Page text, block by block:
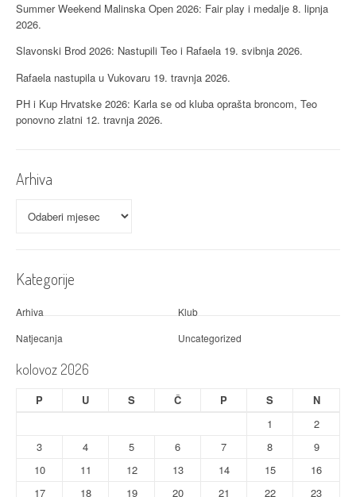
Summer Weekend Malinska Open 2026: Fair play i medalje 8. lipnja
2026.
Slavonski Brod 2026: Nastupili Teo i Rafaela 19. svibnja 2026.
Rafaela nastupila u Vukovaru 19. travnja 2026.
PH i Kup Hrvatske 2026: Karla se od kluba oprašta broncom, Teo
ponovno zlatni 12. travnja 2026.
Arhiva
Kategorije
Arhiva
Klub
Natjecanja
Uncategorized
kolovoz 2026
P U S Č P S
N
1
2
3
4 5 6 7 8
9
10
11 12 13 14 15
16
17
18 19 20 21 22 23